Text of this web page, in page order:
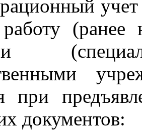
(ранее
при
документов: